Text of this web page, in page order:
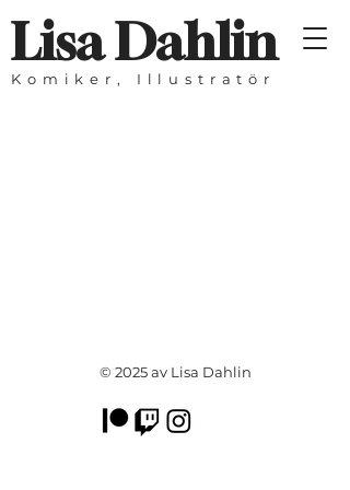
Lisa Dahlin
Komiker, Illustratör
© 2025 av Lisa Dahlin